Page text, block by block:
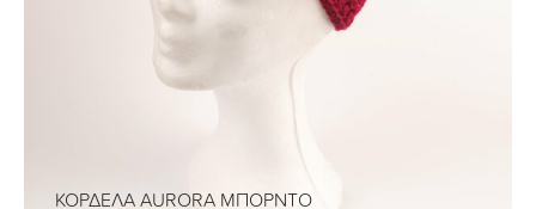
ΚΟΡΔΕΛΑ AURORA ΜΠΟΡΝΤΟ